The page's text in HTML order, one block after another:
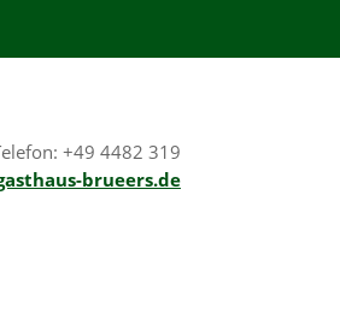
+49 4482 319
brueers.de